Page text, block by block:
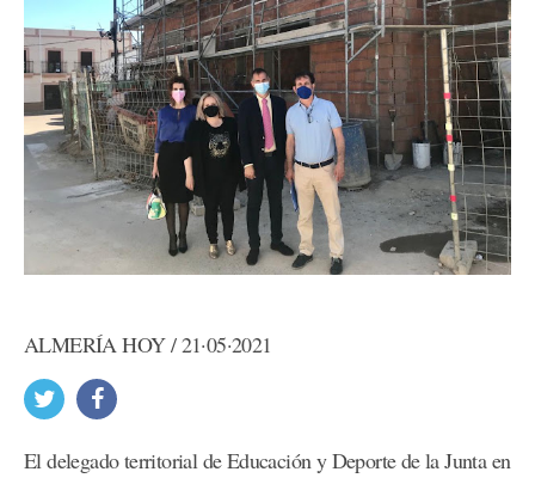
ALMERÍA HOY / 21·05·2021
El delegado territorial de Educación y Deporte de la Junta en